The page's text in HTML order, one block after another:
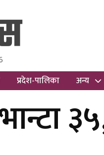
प्रदेश-पालिका अन्य